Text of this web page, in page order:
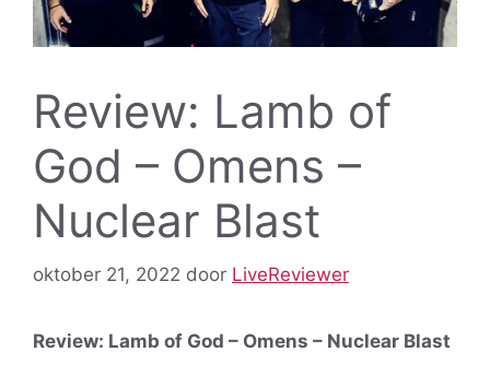
Review: Lamb of
God – Omens –
Nuclear Blast
oktober 21, 2022 door LiveReviewer
Review: Lamb of God – Omens – Nuclear Blast